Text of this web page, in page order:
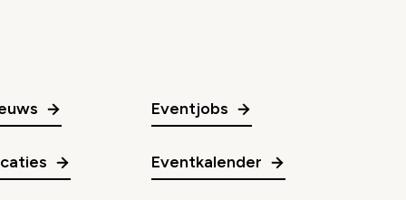
Eventjobs
Eventkalender